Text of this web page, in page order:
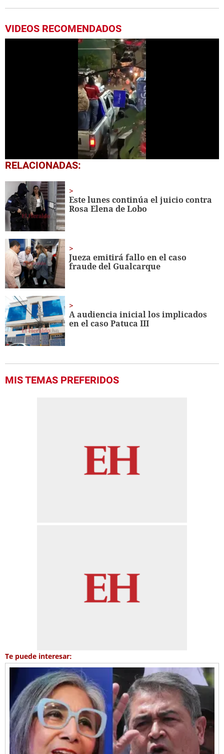
VIDEOS RECOMENDADOS
0
seconds
seconds
RELACIONADAS:
Este lunes continúa el juicio contra
Rosa Elena de Lobo
Jueza emitirá fallo en el caso
fraude del Gualcarque
A audiencia inicial los implicados
en el caso Patuca III
MIS TEMAS PREFERIDOS
Te puede interesar: